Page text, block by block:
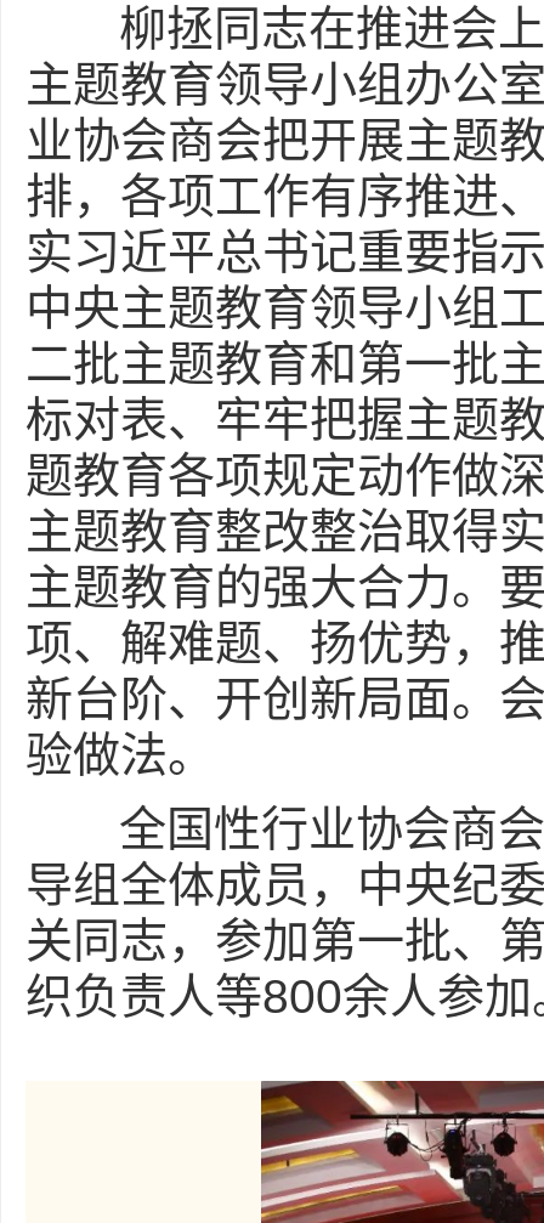
柳拯同志在推进会上
主题教育领导小组办公
业协会商会把开展主题
排，各项工作有序推进
实习近平总书记重要指
中央主题教育领导小组
二批主题教育和第一批
标对表、牢牢把握主题
题教育各项规定动作做
主题教育整改整治取得
主题教育的强大合力。
项、解难题、扬优势，
新台阶、开创新局面。
验做法。
全国性行业协会商会
导组全体成员，中央纪
关同志，参加第一批、
织负责人等800余人参加